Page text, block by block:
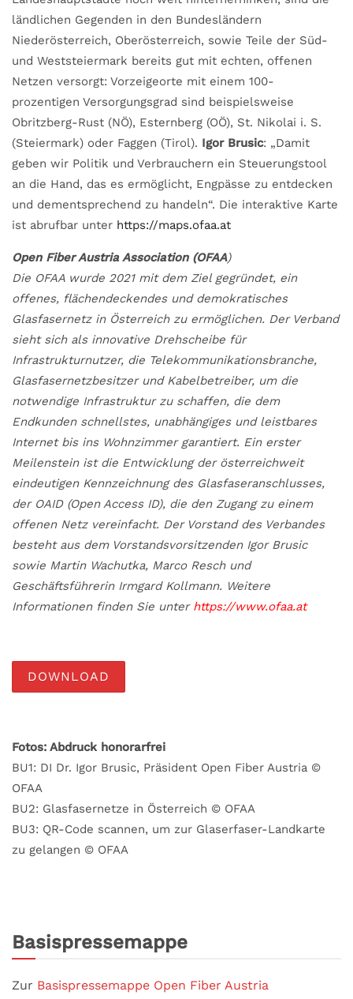
ländlichen Gegenden in den Bundesländern
Niederösterreich, Oberösterreich, sowie Teile der Süd-
und Weststeiermark bereits gut mit echten, offenen
Netzen versorgt: Vorzeigeorte mit einem 100-
prozentigen Versorgungsgrad sind beispielsweise
Obritzberg-Rust (NÖ), Esternberg (OÖ), St. Nikolai i. S.
(Steiermark) oder Faggen (Tirol). Igor Brusic: „Damit
geben wir Politik und Verbrauchern ein Steuerungstool
an die Hand, das es ermöglicht, Engpässe zu entdecken
und dementsprechend zu handeln“. Die interaktive Karte
ist abrufbar unter https://maps.ofaa.at
Open Fiber Austria Association (OFAA)
Die OFAA wurde 2021 mit dem Ziel gegründet, ein
offenes, flächendeckendes und demokratisches
Glasfasernetz in Österreich zu ermöglichen. Der Verband
sieht sich als innovative Drehscheibe für
Infrastrukturnutzer, die Telekommunikationsbranche,
Glasfasernetzbesitzer und Kabelbetreiber, um die
notwendige Infrastruktur zu schaffen, die dem
Endkunden schnellstes, unabhängiges und leistbares
Internet bis ins Wohnzimmer garantiert. Ein erster
Meilenstein ist die Entwicklung der österreichweit
eindeutigen Kennzeichnung des Glasfaseranschlusses,
der OAID (Open Access ID), die den Zugang zu einem
offenen Netz vereinfacht. Der Vorstand des Verbandes
besteht aus dem Vorstandsvorsitzenden Igor Brusic
sowie Martin Wachutka, Marco Resch und
Geschäftsführerin Irmgard Kollmann. Weitere
Informationen finden Sie unter https://www.ofaa.at
DOWNLOAD
Fotos: Abdruck honorarfrei
BU1: DI Dr. Igor Brusic, Präsident Open Fiber Austria ©
OFAA
BU2: Glasfasernetze in Österreich © OFAA
BU3: QR-Code scannen, um zur Glaserfaser-Landkarte
zu gelangen © OFAA
Basispressemappe
Zur Basispressemappe Open Fiber Austria